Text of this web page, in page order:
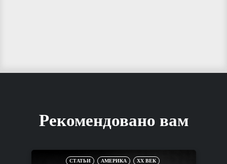
Рекомендовано вам
СТАТЬИ АМЕРИКА XX ВЕК